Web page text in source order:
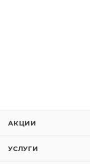
АКЦИИ
УСЛУГИ